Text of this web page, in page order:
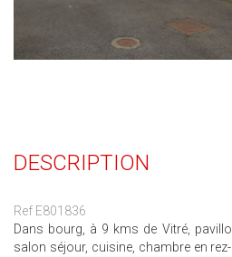
DESCRIPTION
Ref E801836
Dans bourg, à 9 kms de Vitré,
salon séjour, cuisine, chambre en